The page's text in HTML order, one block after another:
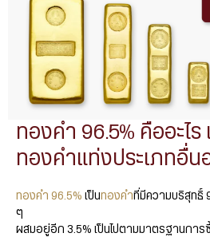
ทองคำ 96.5% คืออะไ
ทองคำแท่งประเภทอื่น
ทองคำ 96.5% เป็น ทองคำที่มีความบริสุทธิ์
ๆ
ผสมอยู่อีก 3.5% เป็นไปตามมาตรฐานกา